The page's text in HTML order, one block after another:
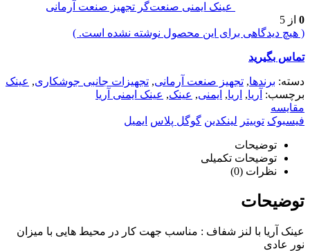
عینک ایمنی صنعت‌گر تجهیز صنعت آرمانی
0 از 5
( هیچ دیدگاهی برای این محصول نوشته نشده است. )
تماس بگیرید
دسته: برندها, تجهیز صنعت آرمانی, تجهیزات جانبی جوشکاری, عینک
برچسب: آریا, اریا, ایمنی, عینک, عینک ایمنی آریا
مقایسه
فیسبوک توییتر لینکدین گوگل پلاس ایمیل
توضیحات
توضیحات تکمیلی
نظرات (0)
توضیحات
عینک آریا با لنز شفاف : مناسب جهت کار در محیط هایی با میزان
نور عادی